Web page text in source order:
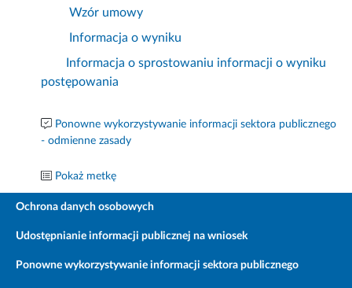
Wzór umowy
Informacja o wyniku
Informacja o sprostowaniu informacji o wyniku
postępowania
Ponowne wykorzystywanie informacji sektora publicznego
- odmienne zasady
Pokaż metkę
Ochrona danych osobowych
Udostępnianie informacji publicznej na wniosek
Ponowne wykorzystywanie informacji sektora publicznego